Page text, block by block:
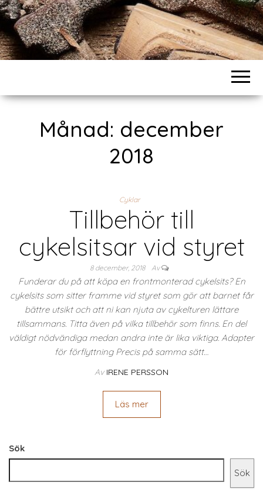
Månad: december
2018
Cyklar
Tillbehör till
cykelsitsar vid styret
8 december, 2018 Av
Funderar du på att köpa en frontmonterad cykelsits? En
cykelsits som sitter framme vid styret som gör att barnet får
bättre utsikt och att ni kan njuta av cykelturen lättare
tillsammans. Titta även på vilka tillbehör som finns. En del
väldigt nödvändiga medan andra inte är lika viktiga. Adapter
för förflyttning Precis på samma sätt…
Av IRENE PERSSON
Läs mer
Sök
Sök